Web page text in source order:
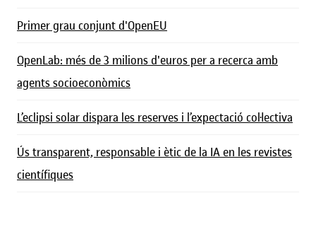
Primer grau conjunt d'OpenEU
OpenLab: més de 3 milions d'euros per a recerca amb
agents socioeconòmics
L’eclipsi solar dispara les reserves i l’expectació col·lectiva
Ús transparent, responsable i ètic de la IA en les revistes
científiques